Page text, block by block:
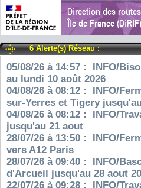
6 Alerte(s) Réseau :
05/08/26 à 14:57 : INFO/
au lundi 10 août 2026
04/08/26 à 08:12 : INFO/
sur-Yerres et Tigery
04/08/26 à 08:12 : INFO/
jusqu'au 21 aout
28/07/26 à 13:50 : INFO/
vers A12 Paris
28/07/26 à 09:40 : INFO/
d'Arcueil jusqu'au 28 aout
22/07/26 à 09:28 : INFO/